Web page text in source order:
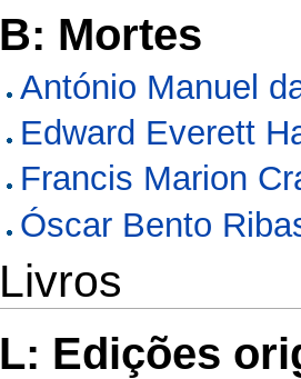
B: Mortes
António Manuel
Edward Everett
Francis Marion
Óscar Bento
Livros
L: Edições